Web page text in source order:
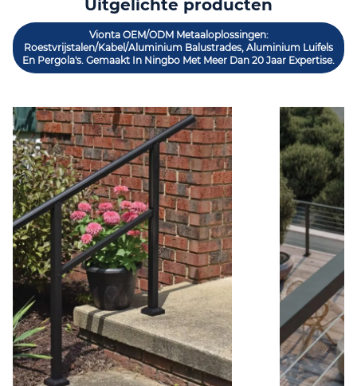
Uitgelichte producten
Vionta OEM/ODM Metaaloplossingen:
Roestvrijstalen/kabel/aluminium Balustrades, Aluminium Luifels
En Pergola's. Gemaakt In Ningbo Met Meer Dan 20 Jaar Expertise.